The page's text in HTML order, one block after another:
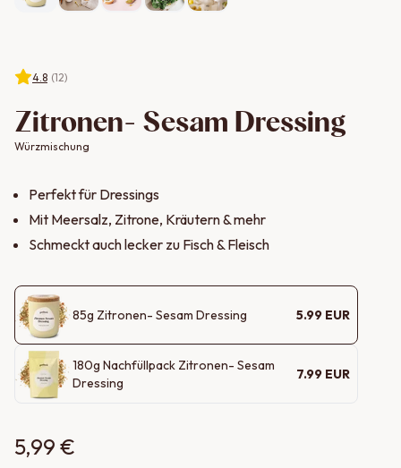
4.8 (12)
Zitronen- Sesam Dressing
Würzmischung
Perfekt für Dressings
Mit Meersalz, Zitrone, Kräutern & mehr
Schmeckt auch lecker zu Fisch & Fleisch
85g Zitronen- Sesam Dressing 5.99 EUR
180g Nachfüllpack Zitronen- Sesam
Dressing
7.99 EUR
5,99 €